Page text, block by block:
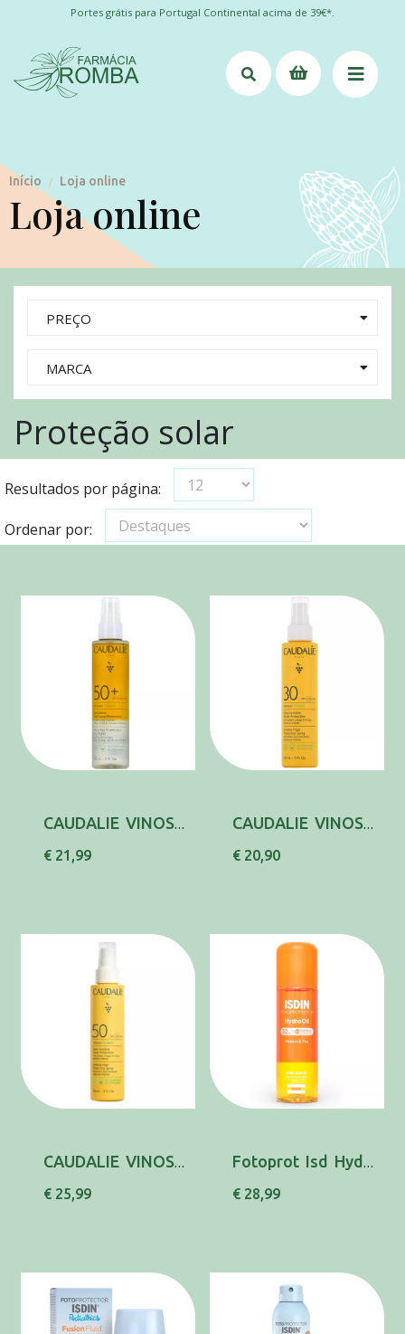
Portes grátis para Portugal Continental acima de 39€*.
Início / Loja online
Loja online
PREÇO
MARCA
Proteção solar
Resultados por página:
Ordenar por:
CAUDALIE VINOSUN AGUA SOL SPF50+150ML
€ 21,99
CAUDALIE VINOSUN SPRAY INV SPF30 150ML
€ 20,90
CAUDALIE VINOSUN SPRAY INV SPF50 150ML
€ 25,99
Fotoprot Isd Hydro Oil Spf30 200ml
€ 28,99